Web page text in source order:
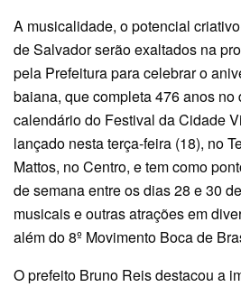
A musicalidade, o potencial
de Salvador serão exaltados na
pela Prefeitura para celebrar o
baiana, que completa 476 anos no
calendário do Festival da Cidade
lançado nesta terça-feira (18), no
Mattos, no Centro, e tem como
de semana entre os dias 28 e 30
musicais e outras atrações em
além do 8º Movimento Boca de
O prefeito Bruno Reis destacou a